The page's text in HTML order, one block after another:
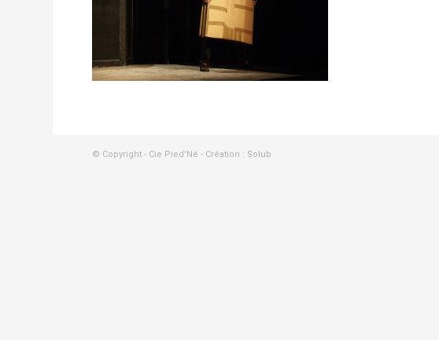
© Copyright - Cie Pied'Né - Création : Solub